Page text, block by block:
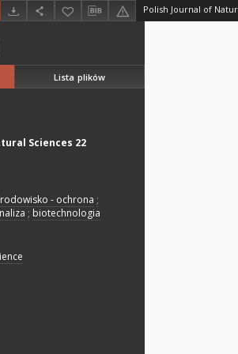
Polish Journal of
Lista plików
Sciences 22
- ochrona ;
; biotechnologia